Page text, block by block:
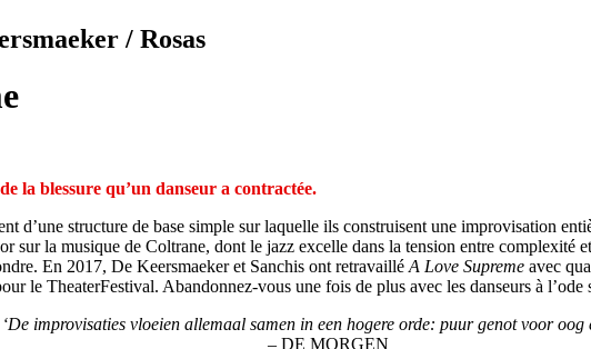
/ Rosas
la blessure qu’un danseur a contractée.
d’une structure de base simple sur laquelle ils construisent une improvisation
sur la musique de Coltrane, dont le jazz excelle dans la tension entre complexité
En 2017, De Keersmaeker et Sanchis ont retravaillé A Love Supreme avec
le TheaterFestival. Abandonnez-vous une fois de plus avec les danseurs à
‘De improvisaties vloeien allemaal samen in een hogere orde: puur genot voor oog
– DE MORGEN